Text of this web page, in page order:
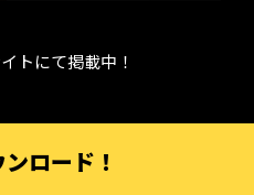
トにて掲載中！
ロード！